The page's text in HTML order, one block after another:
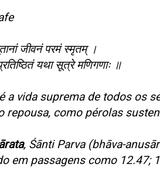
जीवनं परमं स्मृतम् ।
यथा सूत्रे मणिगणाः ॥
a vida suprema de todos os
repousa, como pérolas
, Śānti Parva (bhāva-
em passagens como 12.47;